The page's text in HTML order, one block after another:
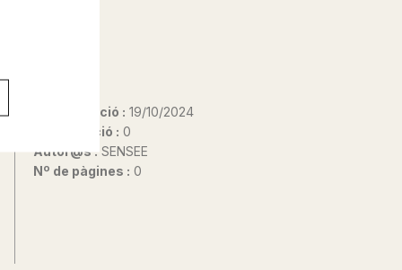
Data d'edició : 19/10/2024
Any d'edició : 0
Autor@s : SENSEE
Nº de pàgines : 0